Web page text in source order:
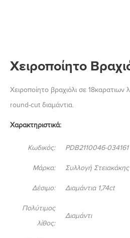
Χειροποίητο
Χειροποίητο βραχιόλι σε 18καρατιων
round-cut διαμάντια.
Χαρακτηριστικά:
Κωδικός: PDB2110046-034161
Μάρκα: Συλλογή Στειακάκης
Δέσιμο: Διαμάντια 1,74ct
Πολύτιμος
λίθος:
Διαμάντι